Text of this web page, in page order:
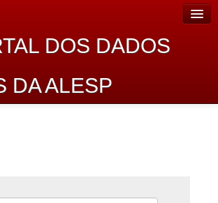
DOS DADOS
DA ALESP
Informação